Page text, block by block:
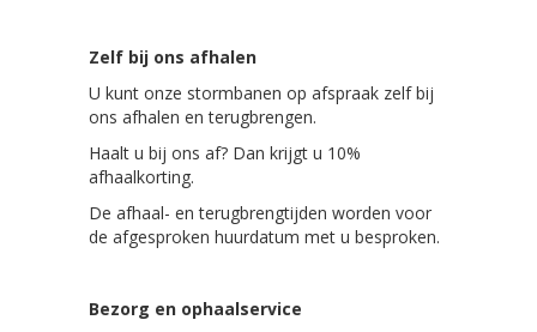
Zelf bij ons afhalen
U kunt onze stormbanen op afspraak zelf bij
ons afhalen en terugbrengen.
Haalt u bij ons af? Dan krijgt u 10%
afhaalkorting.
De afhaal- en terugbrengtijden worden voor
de afgesproken huurdatum met u besproken.
Bezorg en ophaalservice